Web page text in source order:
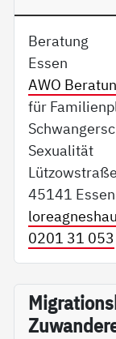
Beratung
Essen
AWO
für
Sexualität
45141 Essen
0201 31 053